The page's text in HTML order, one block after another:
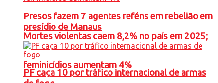
Mortes violentas caem 8,2% no país em 2025;
feminicídios aumentam 4%
Presos fazem 7 agentes reféns em rebelião em
presídio de Manaus
PF caça 10 por tráfico internacional de armas